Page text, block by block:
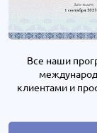
Все наши
клиентами и